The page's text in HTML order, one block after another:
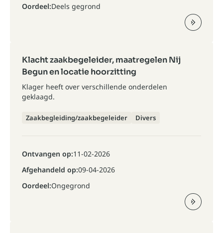
Oordeel:Deels gegrond
Klacht zaakbegeleider, maatregelen Nij
Begun en locatie hoorzitting
Klager heeft over verschillende onderdelen
geklaagd.
Zaakbegleiding/zaakbegeleider Divers
Ontvangen op:11-02-2026
Afgehandeld op:09-04-2026
Oordeel:Ongegrond